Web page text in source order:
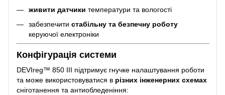
живити датчики температури та вологості
забезпечити стабільну та безпечну роботу
керуючої електроніки
Конфігурація системи
DEVIreg™ 850 III підтримує гнучке налаштування роботи
та може використовуватися в різних інженерних схемах
сніготанення та антиобледеніння: